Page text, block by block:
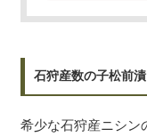
石狩産数の子松前
希少な石狩産ニシン